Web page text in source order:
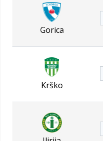
Gorica
Krško